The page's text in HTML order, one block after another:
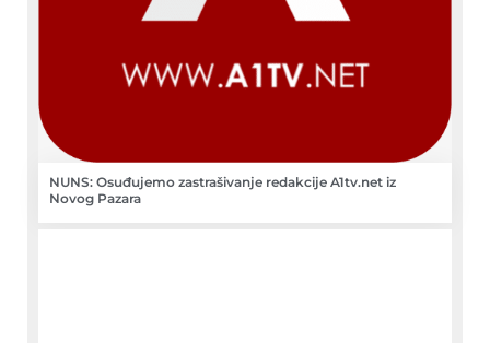
NUNS: Osuđujemo zastrašivanje redakcije A1tv.net iz
Novog Pazara